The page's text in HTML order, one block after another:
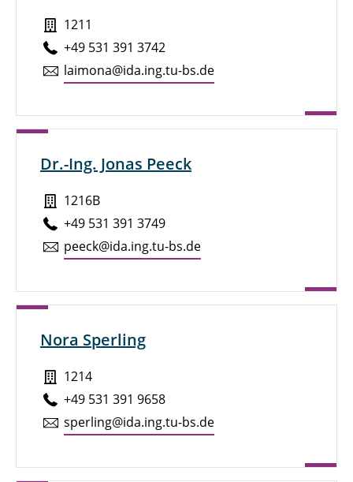
1211
+49 531 391 3742
laimona@ida.ing.tu-bs.de
Dr.-Ing. Jonas Peeck
1216B
+49 531 391 3749
peeck@ida.ing.tu-bs.de
Nora Sperling
1214
+49 531 391 9658
sperling@ida.ing.tu-bs.de